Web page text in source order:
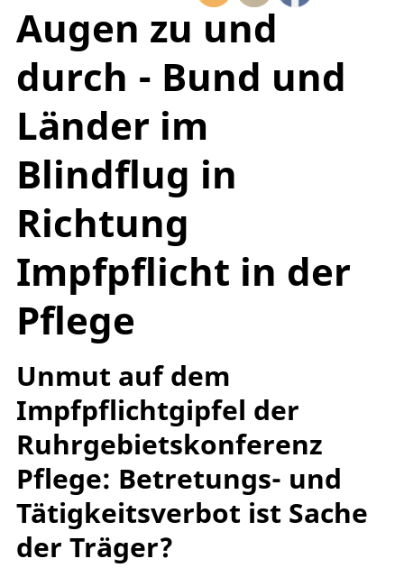
Augen zu und
durch - Bund und
Länder im
Blindflug in
Richtung
Impfpflicht in der
Pflege
Unmut auf dem
Impfpflichtgipfel der
Ruhrgebietskonferenz
Pflege: Betretungs- und
Tätigkeitsverbot ist Sache
der Träger?